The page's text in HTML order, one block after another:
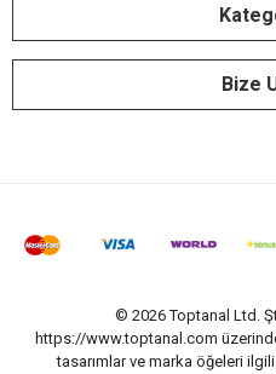
Bize
© 2026 Toptanal Ltd.
https://www.toptanal.com
tasarımlar ve marka öğeleri